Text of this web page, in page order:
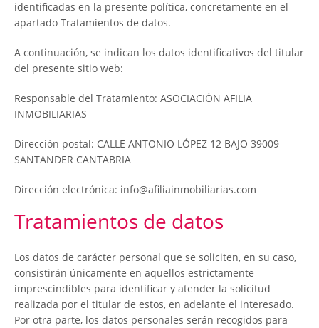
identificadas en la presente política, concretamente en el
apartado Tratamientos de datos.
A continuación, se indican los datos identificativos del titular
del presente sitio web:
Responsable del Tratamiento: ASOCIACIÓN AFILIA
INMOBILIARIAS
Dirección postal: CALLE ANTONIO LÓPEZ 12 BAJO 39009
SANTANDER CANTABRIA
Dirección electrónica: info@afiliainmobiliarias.com
Tratamientos de datos
Los datos de carácter personal que se soliciten, en su caso,
consistirán únicamente en aquellos estrictamente
imprescindibles para identificar y atender la solicitud
realizada por el titular de estos, en adelante el interesado.
Por otra parte, los datos personales serán recogidos para